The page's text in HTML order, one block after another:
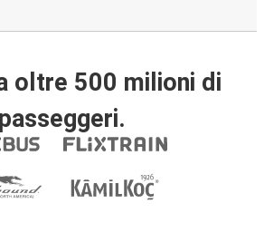
oltre 500 milioni di
passeggeri.